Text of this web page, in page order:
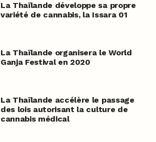
La Thaïlande développe sa propre
variété de cannabis, la Issara 01
La Thaïlande organisera le World
Ganja Festival en 2020
La Thaïlande accélère le passage
des lois autorisant la culture de
cannabis médical